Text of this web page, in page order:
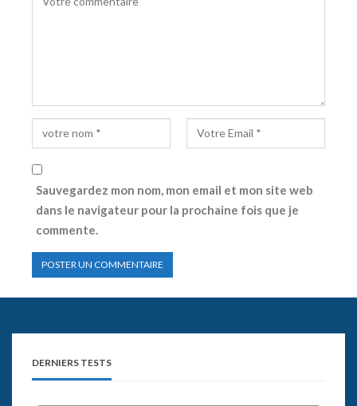
Sauvegardez mon nom, mon email et mon site web
dans le navigateur pour la prochaine fois que je
commente.
DERNIERS TESTS